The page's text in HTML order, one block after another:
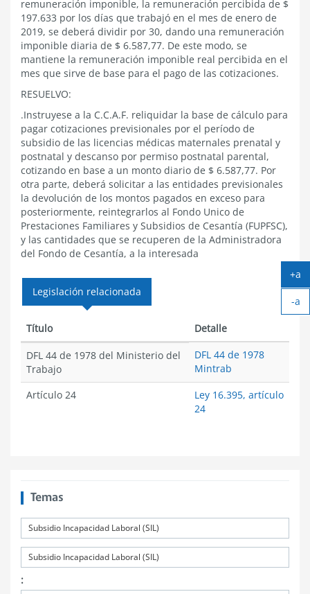
remuneración imponible, la remuneración percibida de $
197.633 por los días que trabajó en el mes de enero de
2019, se deberá dividir por 30, dando una remuneración
imponible diaria de $ 6.587,77. De este modo, se
mantiene la remuneración imponible real percibida en el
mes que sirve de base para el pago de las cotizaciones.
RESUELVO:
.Instruyese a la C.C.A.F. reliquidar la base de cálculo para
pagar cotizaciones previsionales por el período de
subsidio de las licencias médicas maternales prenatal y
postnatal y descanso por permiso postnatal parental,
cotizando en base a un monto diario de $ 6.587,77. Por
otra parte, deberá solicitar a las entidades previsionales
la devolución de los montos pagados en exceso para
posteriormente, reintegrarlos al Fondo Unico de
Prestaciones Familiares y Subsidios de Cesantía (FUPFSC),
y las cantidades que se recuperen de la Administradora
del Fondo de Cesantía, a la interesada
Legislación relacionada
Título Detalle
DFL 44 de 1978 del Ministerio del
Trabajo
DFL 44 de 1978
Mintrab
Artículo 24
Ley 16.395, artículo
24
Temas
Subsidio Incapacidad Laboral (SIL)
Subsidio Incapacidad Laboral (SIL)
:
+a
-a